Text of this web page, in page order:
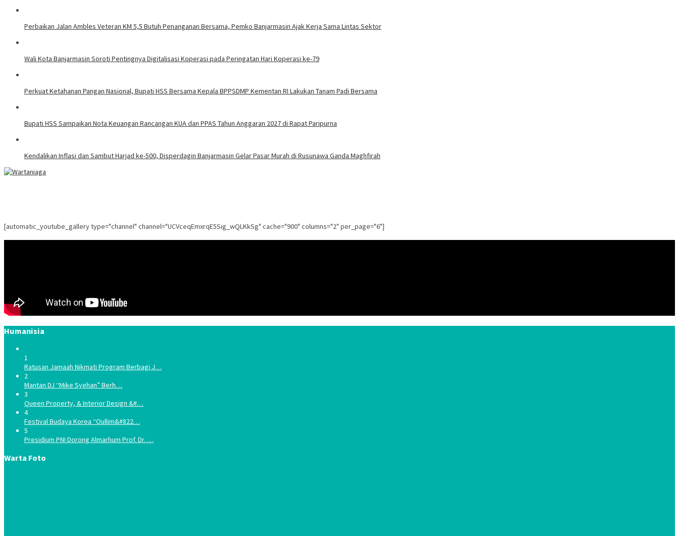
Perbaikan Jalan Ambles Veteran KM 5,5 Butuh Penanganan Bersama, Pemko Banjarmasin Ajak Kerja Sama Lintas Sektor
Wali Kota Banjarmasin Soroti Pentingnya Digitalisasi Koperasi pada Peringatan Hari Koperasi ke-79
Perkuat Ketahanan Pangan Nasional, Bupati HSS Bersama Kepala BPPSDMP Kementan RI Lakukan Tanam Padi Bersama
Bupati HSS Sampaikan Nota Keuangan Rancangan KUA dan PPAS Tahun Anggaran 2027 di Rapat Paripurna
Kendalikan Inflasi dan Sambut Harjad ke-500, Disperdagin Banjarmasin Gelar Pasar Murah di Rusunawa Ganda Maghfirah
[automatic_youtube_gallery type="channel" channel="UCVceqEmxrqE5Sig_wQLKkSg" cache="900" columns="2" per_page="6"]
Humanisia
1
Ratusan Jamaah Nikmati Program Berbagi J…
2
Mantan DJ “Mike Syehan” Berh…
3
Queen Property, & Interior Design &#…
4
Festival Budaya Korea “Oullim&#822…
5
Presidium PNI Dorong Almarhum Prof. Dr. …
Warta Foto